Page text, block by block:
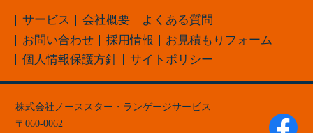
サービス 会社概要
よくある質問
お問い合わせ
採用情報
お見積もりフォーム
個人情報保護方針
サイトポリシー
株式会社ノーススター・ランゲージサービス
060-0062